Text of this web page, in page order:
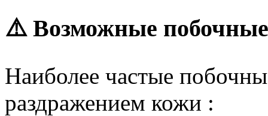
⚠️ Возможные
Наиболее частые
раздражением кожи :